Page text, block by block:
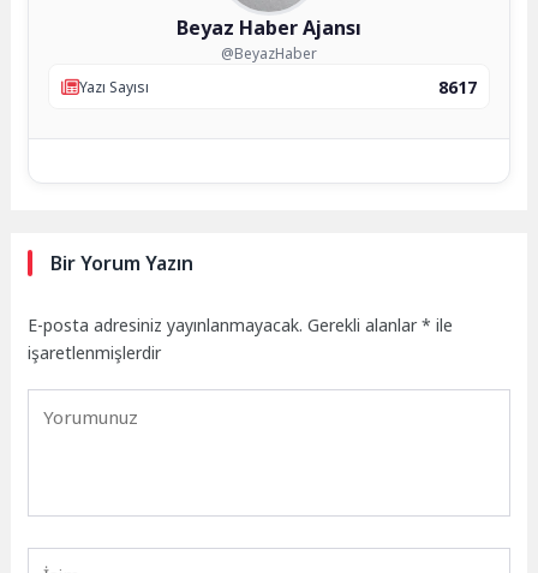
Beyaz Haber Ajansı
@BeyazHaber
Yazı Sayısı
8617
Bir Yorum Yazın
E-posta adresiniz yayınlanmayacak. Gerekli alanlar* ile
işaretlenmişlerdir